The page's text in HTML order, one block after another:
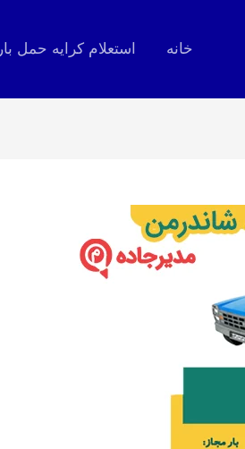
خانه استعلام کرایه حمل بار